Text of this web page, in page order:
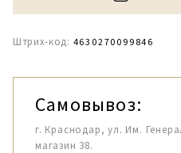
Штрих-код: 4630270099846
Самовывоз:
г. Краснодар, ул. Им.
магазин 38.